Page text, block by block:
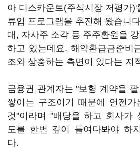
아 디스카운트(주식시장 저평가)'
류업 프로그램을 추진해 왔습니
대, 자사주 소각 등 주주환원을
하고 있는데요. 해약환급금준비
조와 상충하는 측면이 있다는 지
금융권 관계자는 "보험 계약을 팔
쌓이는 구조이기 때문에 언젠가
것"이라며 "배당을 하고 회사가
도를 한번 깊이 들여다봐야 하
다.